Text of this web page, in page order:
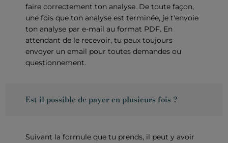
faire correctement ton analyse. De toute façon,
une fois que ton analyse est terminée, je t'envoie
ton analyse par e-mail au format PDF. En
attendant de le recevoir, tu peux toujours
envoyer un email pour toutes demandes ou
questionnement.
Est-il possible de payer en plusieurs fois ?
Suivant la formule que tu prends, il peut y avoir